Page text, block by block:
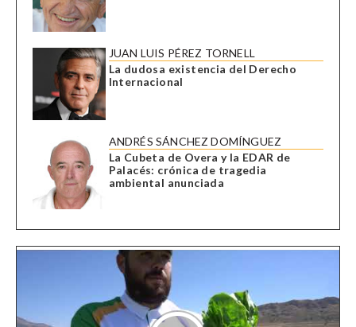
JUAN LUIS PÉREZ TORNELL
La dudosa existencia del Derecho
Internacional
ANDRÉS SÁNCHEZ DOMÍNGUEZ
La Cubeta de Overa y la EDAR de
Palacés: crónica de tragedia
ambiental anunciada